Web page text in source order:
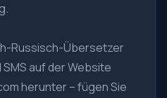
Russisch-Übersetzer
auf der Website
herunter – fügen Sie